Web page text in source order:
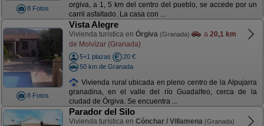
8 Fotos
orgiva, a 1, 5 km del centro del pueblo, se accede por un
carril asfaltado. La casa con ...
8 Fotos
Vista Alegre
Vivienda turística en Órgiva (Granada) a 20,1 km
de Molvízar (Granada)
5+1 plazas
20 €
50 km de Granada
Vivienda rural ubicada en pleno centro de la Alpujarra
granadina, en el valle del río Guadalfeo, cerca de la
ciudad de Órgiva. Se encuentra ...
Parador del Silo
Vivienda turística en Cónchar / Villamena (Granada)